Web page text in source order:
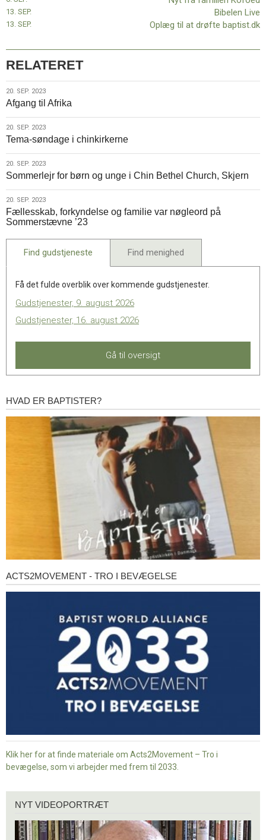
Bibelen Live
13. SEP.
Oplæg til at drøfte baptist.dk
13. SEP.
RELATERET
20.
sep.
2023
20. SEP. 2023
Afgang til Afrika
20.
sep.
2023
20. SEP. 2023
Tema-søndage i chinkirkerne
20.
sep.
2023
20. SEP. 2023
Sommerlejr for børn og unge i Chin Bethel Church, Skjern
20.
sep.
2023
20. SEP. 2023
Fællesskab, forkyndelse og familie var nøgleord på
Sommerstævne ’23
Find gudstjeneste Find menighed
Få det fulde overblik over kommende gudstjenester.
Gudstjenester, 9. august 2026
Gudstjenester, 16. august 2026
Gå til oversigt
Hvad
HVAD ER BAPTISTER?
Acts2Movement
ACTS2MOVEMENT - TRO I BEVÆGELSE
Klik her for at finde materiale om Acts2Movement – Tro i
bevægelse, som vi arbejder med frem til 2033.
videoportræt
NYT VIDEOPORTRÆT